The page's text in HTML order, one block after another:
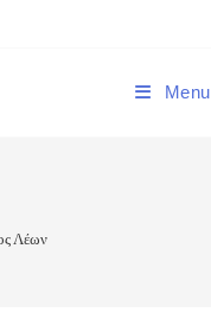
Menu
Λέων